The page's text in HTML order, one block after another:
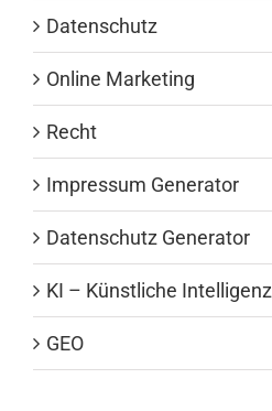
Datenschutz
Online Marketing
Recht
Impressum Generator
Datenschutz Generator
KI – Künstliche Intelligenz
GEO